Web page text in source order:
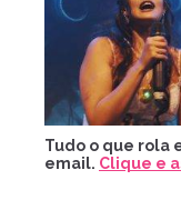
Tudo o que rola
email. Clique e